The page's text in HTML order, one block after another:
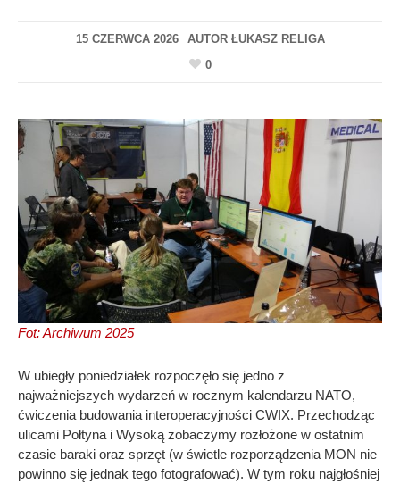
15 CZERWCA 2026 AUTOR ŁUKASZ RELIGA
0
Fot: Archiwum 2025
W ubiegły poniedziałek rozpoczęło się jedno z
najważniejszych wydarzeń w rocznym kalendarzu NATO,
ćwiczenia budowania interoperacyjności CWIX. Przechodząc
ulicami Połtyna i Wysoką zobaczymy rozłożone w ostatnim
czasie baraki oraz sprzęt (w świetle rozporządzenia MON nie
powinno się jednak tego fotografować). W tym roku najgłośniej